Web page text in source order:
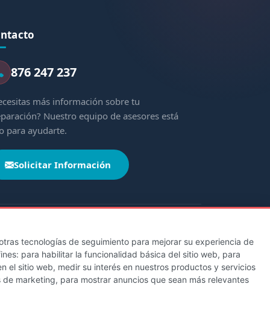
tecnologías de seguimiento para mejorar su experiencia de
para habilitar la funcionalidad básica del sitio web, para
el sitio web, medir su interés en nuestros productos y servicios
de marketing, para mostrar anuncios que sean más relevantes
876 247 237
más información sobre tu
Nuestro equipo de asesores está
para ayudarte.
Solicitar Información
Castilla y León Cataluña
Extremadura
de la Defensa